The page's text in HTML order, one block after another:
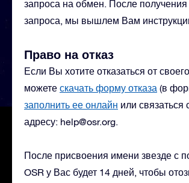
запроса на обмен. После
запроса, мы вышлем Вам
Право на отказ
Если Вы хотите отказаться от
можете скачать форму отказа (в
заполнить ее онлайн или связаться
адресу: help@osr.org.
После присвоения имени звезде с
OSR у Вас будет 14 дней, чтобы